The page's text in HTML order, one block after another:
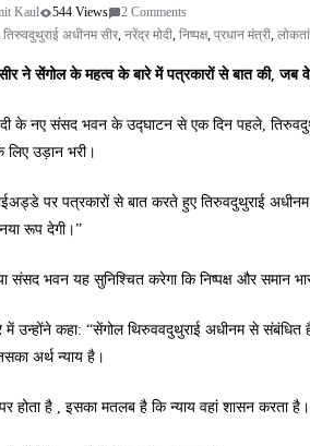
Kaul 544 Views
2 Comments
तिरुवदुथुराई अधीनम सीर, नरेंद्र मोदी, निष्पक्ष, प्रधान मंत्री,
ने सेंगोल के महत्व के बारे में पत्रकारों से बात की,
के नए संसद भवन के उद्घाटन से एक दिन पहले,
लिए उड़ान भरी।
पर पत्रकारों से बात करते हुए तिरुवदुथुराई
रूप देगी।”
संसद भवन यह सुनिश्चित करेगा कि निष्पक्ष और समान
में उन्होंने कहा: “सेंगोल थिरुववदुथुराई अधीनम से
अर्थ न्याय है।
होता है , इसका मतलब है कि न्याय वहां शासन करता